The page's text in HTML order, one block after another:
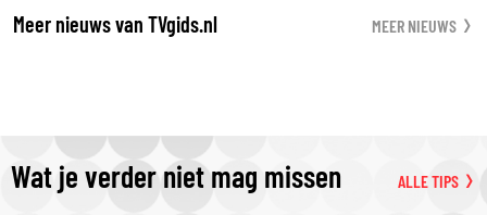
Meer nieuws van TVgids.nl MEER NIEUWS
Wat je verder niet mag missen ALLE TIPS